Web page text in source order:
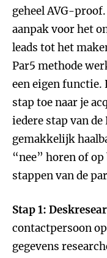
geheel AVG-
aanpak voor het
leads tot het
Par5 methode
een eigen functie.
stap toe naar je
iedere stap van
gemakkelijk
“nee” horen of
stappen van de
Stap 1:
contactpersoon
gegevens